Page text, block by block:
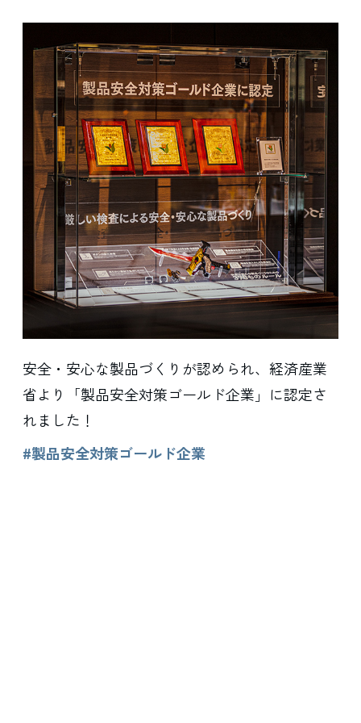
安全・安心な製品づくりが認められ、経済産業
省より「製品安全対策ゴールド企業」に認定さ
れました！
#製品安全対策ゴールド企業